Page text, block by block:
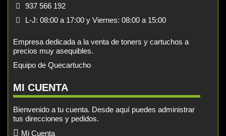
937 566 192
L-J: 08:00 a 17:00 y Viernes: 08:00 a 15:00
Empresa dedicada a la venta de toners y cartuchos a
precios muy asequibles.
Equipo de Quecartucho
MI CUENTA
Bienvenido a tu cuenta. Desde aquí puedes administrar
tus direcciones y pedidos.
Mi Cuenta